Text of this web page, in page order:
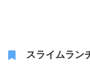
スライムラン